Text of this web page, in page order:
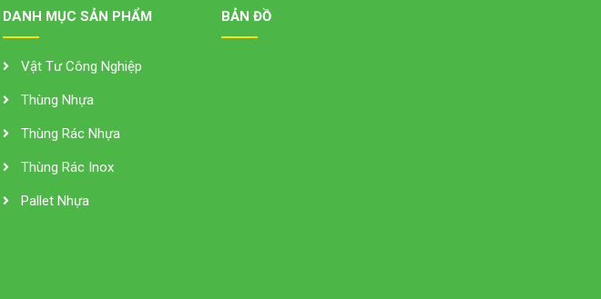
DANH MỤC SẢN PHẨM
Vật Tư Công Nghiệp
Thùng Nhựa
Thùng Rác Nhựa
Thùng Rác Inox
Pallet Nhựa
BẢN ĐỒ